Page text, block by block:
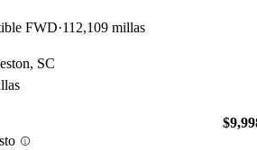
FWD 112,109 millas
SC